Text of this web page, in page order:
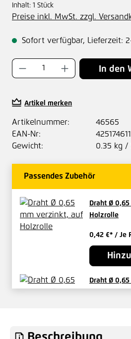
Inhalt: 1 Stück
Preise inkl. MwSt. zzgl.
Sofort verfügbar, Lieferzeit:
Produkt Anzahl: Gib
In den
Artikel merken
Artikelnummer:
46565
EAN-Nr:
Gewicht:
0.35 kg /
Passendes Zubehör
Draht Ø
Holzrolle
0,42 €* / Je
Draht Ø